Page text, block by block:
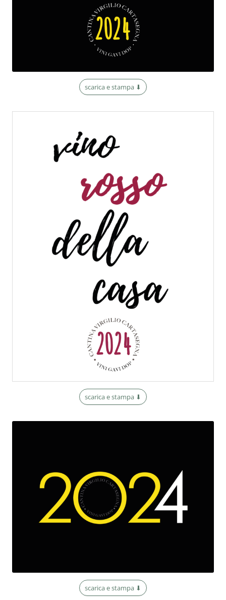
scarica e stampa ⬇︎
scarica e stampa ⬇︎
scarica e stampa ⬇︎